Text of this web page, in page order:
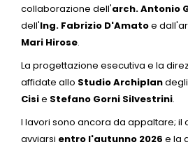
collaborazione dell'arch. Antonio
dell'Ing. Fabrizio D'Amatoe
Mari Hirose.
La progettazione esecutiva e la
affidate allo Studio Archiplan
Cisie Stefano Gorni Silvestrini.
I lavori sono ancora da appaltare; il
avviarsi entro l'autunno 2026 e la